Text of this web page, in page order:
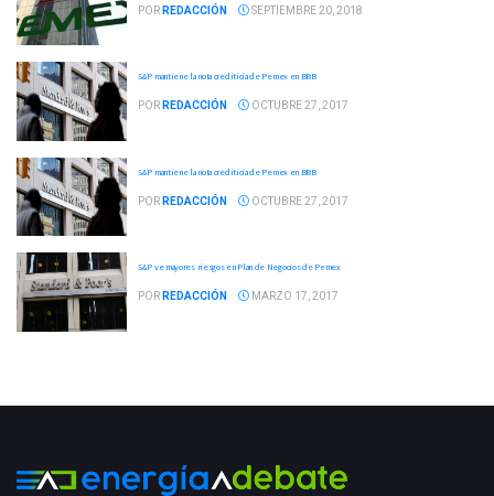
POR REDACCIÓN SEPTIEMBRE 20, 2018
S&P mantiene la nota crediticia de Pemex en BBB
POR REDACCIÓN OCTUBRE 27, 2017
S&P mantiene la nota crediticia de Pemex en BBB
POR REDACCIÓN OCTUBRE 27, 2017
S&P ve mayores riesgos en Plan de Negocios de Pemex
POR REDACCIÓN MARZO 17, 2017